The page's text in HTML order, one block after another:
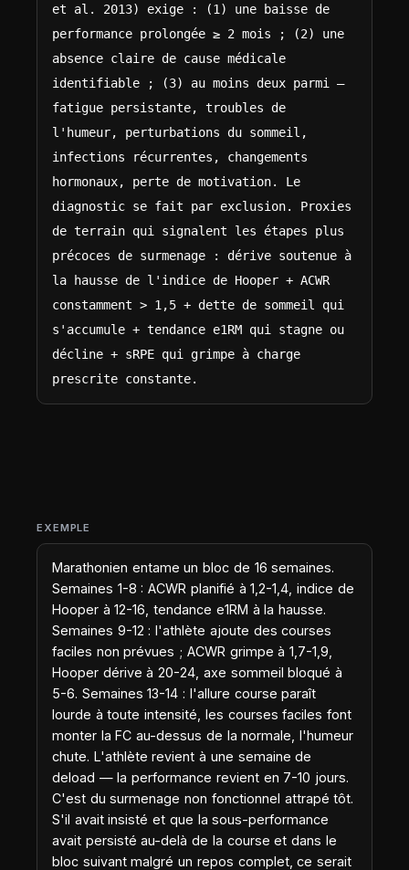
et al. 2013) exige : (1) une baisse de
performance prolongée ≥ 2 mois ; (2) une
absence claire de cause médicale
identifiable ; (3) au moins deux parmi —
fatigue persistante, troubles de
l'humeur, perturbations du sommeil,
infections récurrentes, changements
hormonaux, perte de motivation. Le
diagnostic se fait par exclusion. Proxies
de terrain qui signalent les étapes plus
précoces de surmenage : dérive soutenue à
la hausse de l'indice de Hooper + ACWR
constamment > 1,5 + dette de sommeil qui
s'accumule + tendance e1RM qui stagne ou
décline + sRPE qui grimpe à charge
prescrite constante.
EXEMPLE
Marathonien entame un bloc de 16 semaines.
Semaines 1-8 : ACWR planifié à 1,2-1,4, indice de
Hooper à 12-16, tendance e1RM à la hausse.
Semaines 9-12 : l'athlète ajoute des courses
faciles non prévues ; ACWR grimpe à 1,7-1,9,
Hooper dérive à 20-24, axe sommeil bloqué à
5-6. Semaines 13-14 : l'allure course paraît
lourde à toute intensité, les courses faciles font
monter la FC au-dessus de la normale, l'humeur
chute. L'athlète revient à une semaine de
deload — la performance revient en 7-10 jours.
C'est du surmenage non fonctionnel attrapé tôt.
S'il avait insisté et que la sous-performance
avait persisté au-delà de la course et dans le
bloc suivant malgré un repos complet, ce serait